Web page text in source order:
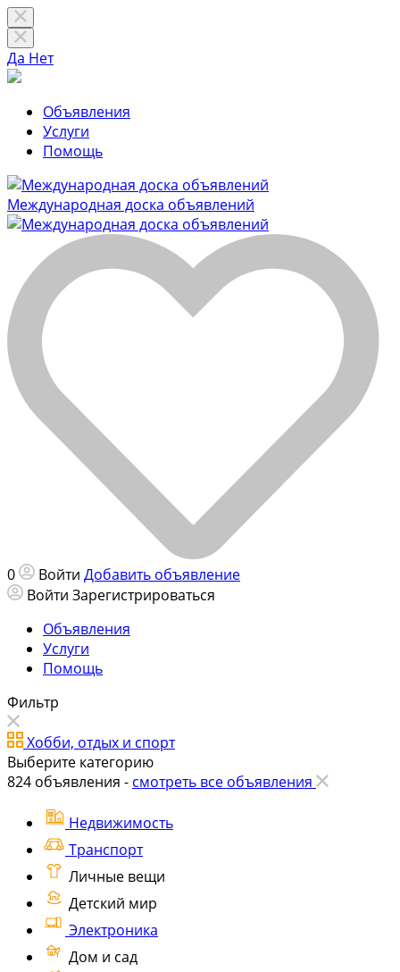
Да Нет
Объявления
Услуги
Помощь
Международная доска объявлений
0 Войти Добавить объявление
Войти Зарегистрироваться
Объявления
Услуги
Помощь
Фильтр
Хобби, отдых и спорт
Выберите категорию
824 объявления - смотреть все объявления
Недвижимость
Транспорт
Личные вещи
Детский мир
Электроника
Дом и сад